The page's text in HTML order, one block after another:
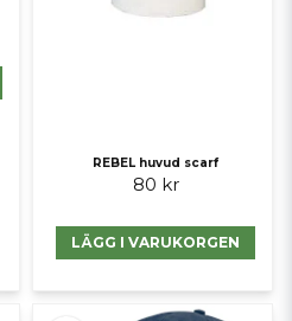
REBEL huvud scarf
80 kr
LÄGG I VARUKORGEN